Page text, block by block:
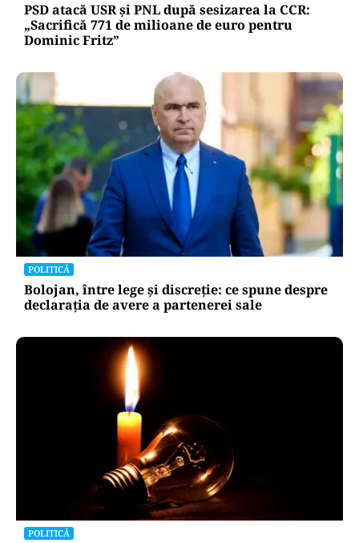
PSD atacă USR și PNL după sesizarea la CCR:
„Sacrifică 771 de milioane de euro pentru
Dominic Fritz”
POLITICĂ
Bolojan, între lege și discreție: ce spune despre
declarația de avere a partenerei sale
POLITICĂ